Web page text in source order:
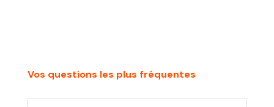
Vos questions les plus fréquentes